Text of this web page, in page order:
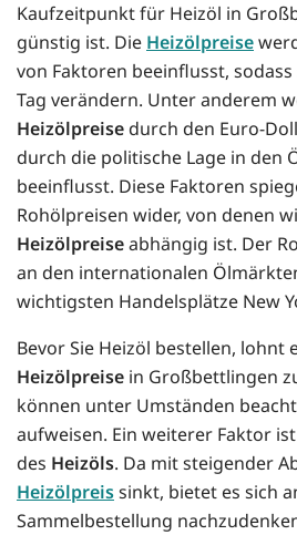
Kaufzeitpunkt für Heizöl in
günstig ist. Die Heizölpreise
von Faktoren beeinflusst,
Tag verändern. Unter anderem
Heizölpreise durch den Euro-
durch die politische Lage in den
beeinflusst. Diese Faktoren
Rohölpreisen wider, von denen
Heizölpreiseabhängig ist. Der
an den internationalen
wichtigsten Handelsplätze New
Bevor Sie Heizöl bestellen, lohnt
Heizölpreise in Großbettlingen
können unter Umständen
aufweisen. Ein weiterer Faktor
des Heizöls. Da mit steigender
Heizölpreissinkt, bietet es sich
Sammelbestellung